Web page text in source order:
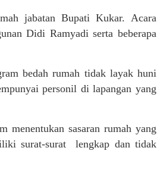
jabatan Bupati Kukar. Acara
Didi Ramyadi serta beberapa
bedah rumah tidak layak huni
personil di lapangan yang
menentukan sasaran rumah yang
surat-surat lengkap dan tidak